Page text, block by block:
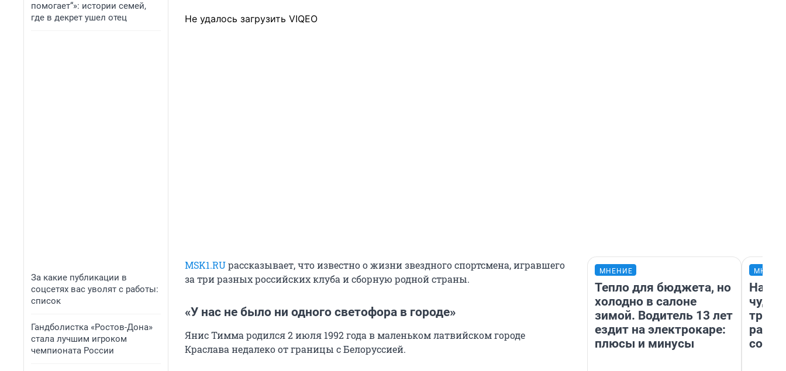
помогает“»: истории семей,
где в декрет ушел отец
За какие публикации в
соцсетях вас уволят с работы:
список
Гандболистка «Ростов-Дона»
стала лучшим игроком
чемпионата России
Не удалось загрузить VIQEO
MSK1.RUрассказывает, что известно о жизни звездного спортсмена, игравшего
за три разных российских клуба и сборную родной страны.
«У нас не было ни одного светофора в городе»
Янис Тимма родился 2 июля 1992 года в маленьком латвийском городе
Краслава недалеко от границы с Белоруссией.
МНЕНИЕ
Тепло для бюджета, но
холодно в салоне
зимой. Водитель 13 лет
ездит на электрокаре:
плюсы и минусы